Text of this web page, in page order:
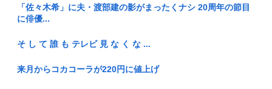
っ...
www(※...
【画像】障害持ち社長「金さえあれば男はいくらでもモテると
いう事を...
「佐々木希」に夫・渡部建の影がまったくナシ 20周年の節目
に俳優...
そ し て 誰 も テレビ 見 な く な ...
来月からコカコーラが220円に値上げ